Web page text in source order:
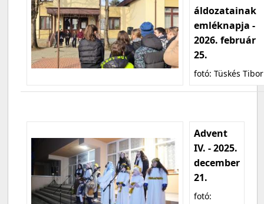
áldozatainak
emléknapja -
2026. február
25.
fotó: Tüskés Tibor
Advent
IV. - 2025.
december
21.
fotó: